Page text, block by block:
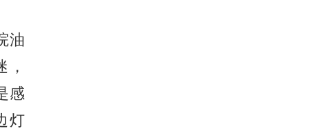
油
感
灯